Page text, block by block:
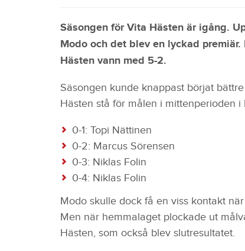
Säsongen för Vita Hästen är igång.
Modo och det blev en lyckad
Hästen vann med 5-2.
Säsongen kunde knappast börjat
Hästen stå för målen i mittenperioden
0-1: Topi Nättinen
0-2: Marcus Sörensen
0-3: Niklas Folin
0-4: Niklas Folin
Modo skulle dock få en viss kontakt
Men när hemmalaget plockade ut
Hästen, som också blev slutresultatet.